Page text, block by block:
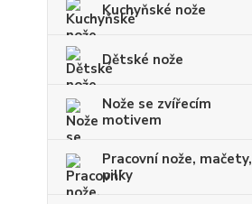
Kuchyňské nože
Dětské nože
Nože se zvířecím
motivem
Pracovní nože, mačety,
pilky